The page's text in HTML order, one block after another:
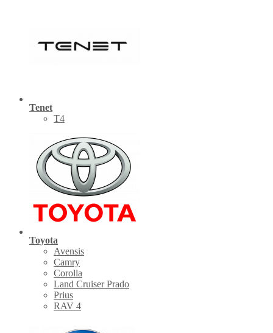
Tenet
Т4
Toyota
Avensis
Camry
Corolla
Land Cruiser Prado
Prius
RAV 4